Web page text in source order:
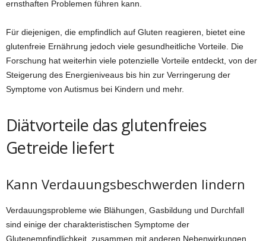
ernsthaften Problemen führen kann.
Für diejenigen, die empfindlich auf Gluten reagieren, bietet eine
glutenfreie Ernährung jedoch viele gesundheitliche Vorteile. Die
Forschung hat weiterhin viele potenzielle Vorteile entdeckt, von der
Steigerung des Energieniveaus bis hin zur Verringerung der
Symptome von Autismus bei Kindern und mehr.
Diätvorteile das glutenfreies
Getreide liefert
Kann Verdauungsbeschwerden lindern
Verdauungsprobleme wie Blähungen, Gasbildung und Durchfall
sind einige der charakteristischen Symptome der
Glutenempfindlichkeit, zusammen mit anderen Nebenwirkungen